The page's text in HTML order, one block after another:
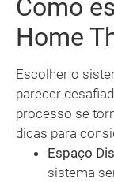
Como
Home
Escolher o
parecer
processo se
dicas para
Espaço
sistema